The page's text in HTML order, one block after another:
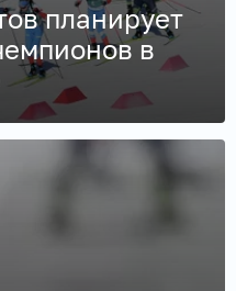
планирует
в